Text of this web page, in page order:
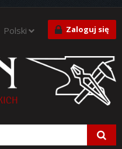
Zaloguj się
Polski